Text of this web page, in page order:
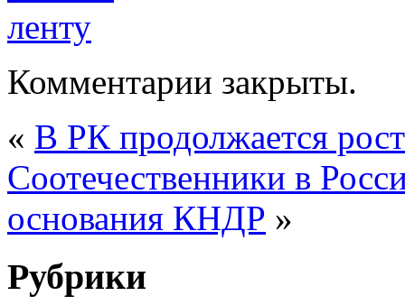
Комментарии закрыты.
« В РК продолжается
Соотечественники в
основания КНДР »
Рубрики